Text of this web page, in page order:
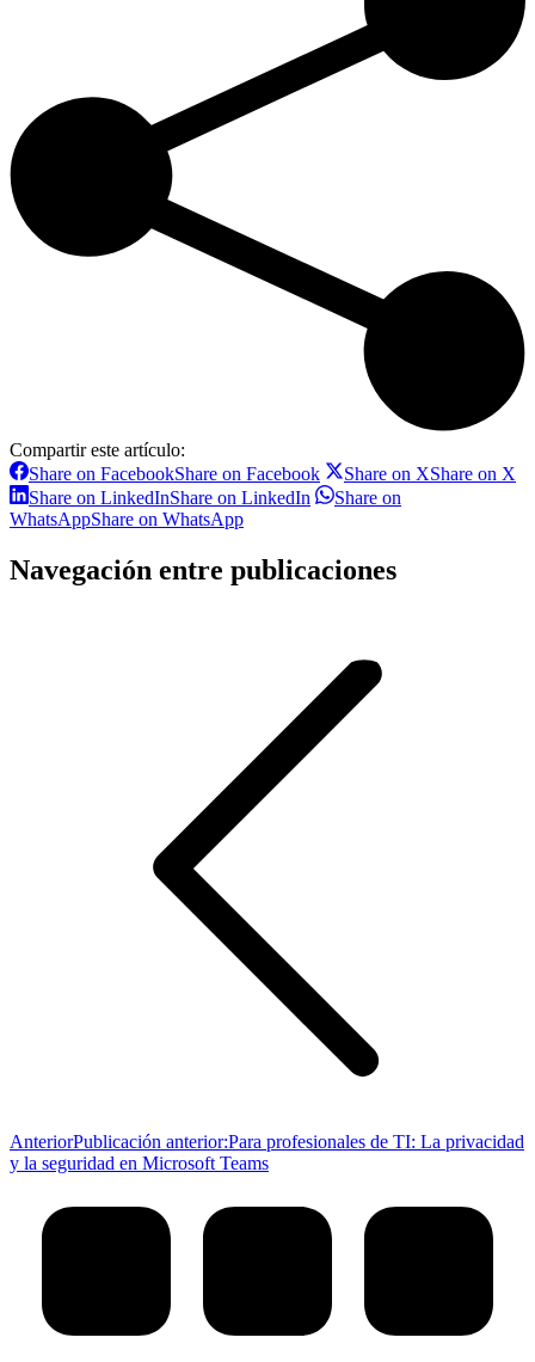
Compartir este artículo:
Share on FacebookShare on Facebook Share on XShare on X
Share on LinkedInShare on LinkedIn
Share on
WhatsAppShare on WhatsApp
Navegación entre publicaciones
AnteriorPublicación anterior:Para profesionales de TI: La privacidad
y la seguridad en Microsoft Teams